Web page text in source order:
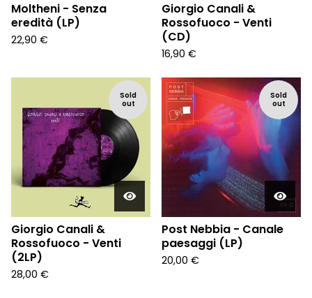
Moltheni - Senza
eredità (LP)
22,90 €
Giorgio Canali &
Rossofuoco - Venti
(CD)
16,90 €
Sold
out
Giorgio Canali &
Rossofuoco - Venti
(2LP)
28,00 €
Sold
out
Post Nebbia - Canale
paesaggi (LP)
20,00 €